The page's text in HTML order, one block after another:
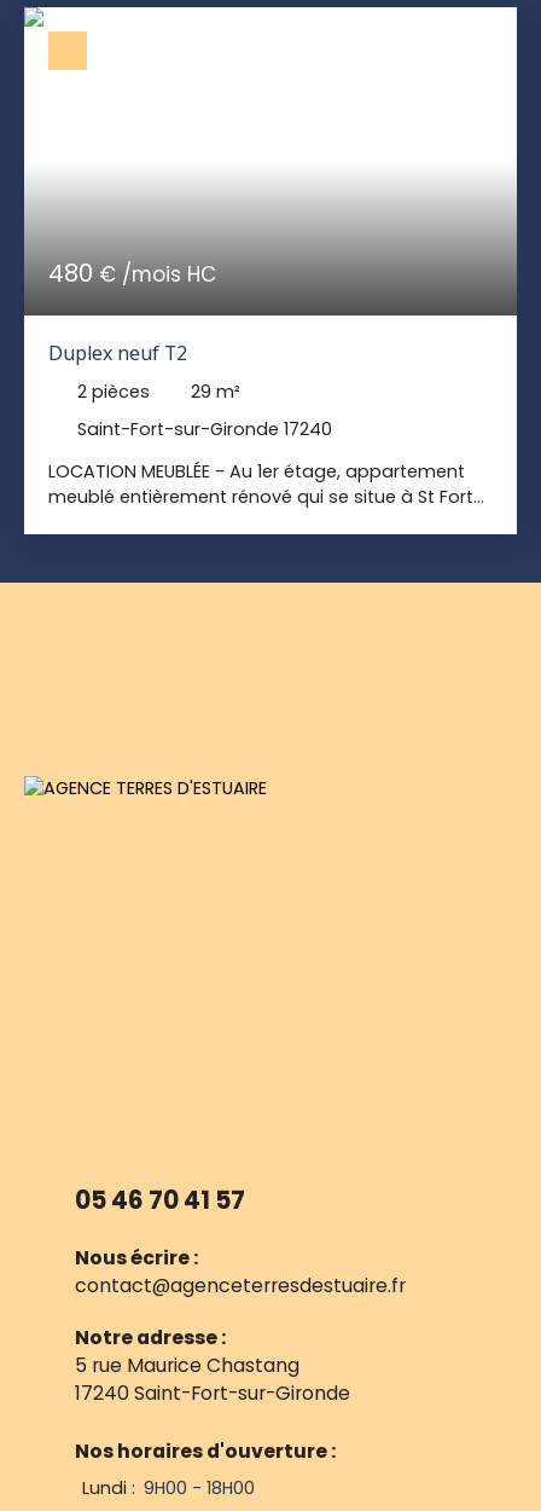
480€ /mois HC
Duplex neuf T2
2 pièces 29 m²
Saint-Fort-sur-Gironde 17240
LOCATION MEUBLÉE - Au 1er étage, appartement
meublé entièrement rénové qui se situe à St Fort
régularisation annuelle : 58. 00€ en surplus du
loyer indiqué La provision sur charge correspond à
05 46 70 41 57
Nous écrire :
contact@agenceterresdestuaire.fr
Notre adresse :
5 rue Maurice Chastang
17240 Saint-Fort-sur-Gironde
Nos horaires d'ouverture :
Lundi : 9H00 - 18H00